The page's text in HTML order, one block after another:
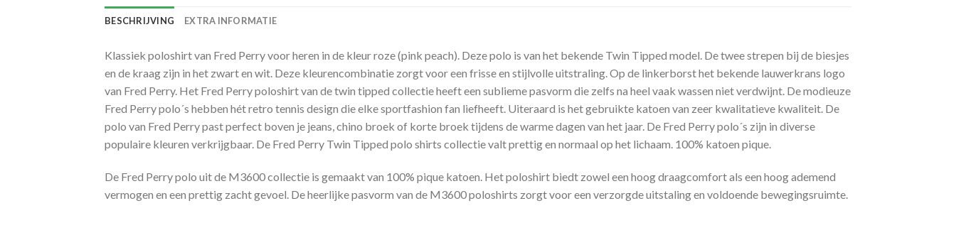
BESCHRIJVING EXTRA INFORMATIE
Klassiek poloshirt van Fred Perry voor heren in de kleur roze (pink peach). Deze polo is van het bekende Twin Tipped model. De twee strepen bij de biesjes
en de kraag zijn in het zwart en wit. Deze kleurencombinatie zorgt voor een frisse en stijlvolle uitstraling. Op de linkerborst het bekende lauwerkrans logo
van Fred Perry. Het Fred Perry poloshirt van de twin tipped collectie heeft een sublieme pasvorm die zelfs na heel vaak wassen niet verdwijnt. De modieuze
Fred Perry polo´s hebben hét retro tennis design die elke sportfashion fan liefheeft. Uiteraard is het gebruikte katoen van zeer kwalitatieve kwaliteit. De
polo van Fred Perry past perfect boven je jeans, chino broek of korte broek tijdens de warme dagen van het jaar. De Fred Perry polo´s zijn in diverse
populaire kleuren verkrijgbaar. De Fred Perry Twin Tipped polo shirts collectie valt prettig en normaal op het lichaam. 100% katoen pique.
De Fred Perry polo uit de M3600 collectie is gemaakt van 100% pique katoen. Het poloshirt biedt zowel een hoog draagcomfort als een hoog ademend
vermogen en een prettig zacht gevoel. De heerlijke pasvorm van de M3600 poloshirts zorgt voor een verzorgde uitstaling en voldoende bewegingsruimte.